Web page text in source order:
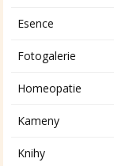
Esence
Fotogalerie
Homeopatie
Kameny
Knihy